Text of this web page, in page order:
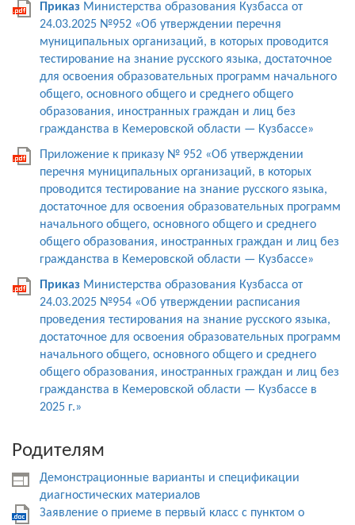
Приказ Министерства образования Кузбасса от
24.03.2025 №952 «Об утверждении перечня
муниципальных организаций, в которых проводится
тестирование на знание русского языка, достаточное
для освоения образовательных программ начального
общего, основного общего и среднего общего
образования, иностранных граждан и лиц без
гражданства в Кемеровской области — Кузбассе»
Приложение к приказу № 952 «Об утверждении
перечня муниципальных организаций, в которых
проводится тестирование на знание русского языка,
достаточное для освоения образовательных программ
начального общего, основного общего и среднего
общего образования, иностранных граждан и лиц без
гражданства в Кемеровской области — Кузбассе»
Приказ Министерства образования Кузбасса от
24.03.2025 №954 «Об утверждении расписания
проведения тестирования на знание русского языка,
достаточное для освоения образовательных программ
начального общего, основного общего и среднего
общего образования, иностранных граждан и лиц без
гражданства в Кемеровской области — Кузбассе в
2025 г.»
Родителям
Демонстрационные варианты и спецификации
диагностических материалов
Заявление о приеме в первый класс с пунктом о